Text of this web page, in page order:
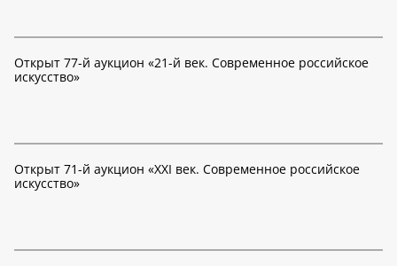
Открыт 77-й аукцион «21-й век. Современное российское
искусство»
Открыт 71-й аукцион «XXI век. Современное российское
искусство»